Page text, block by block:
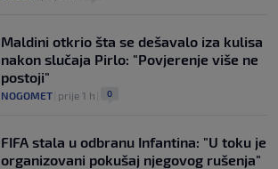
Maldini otkrio šta se dešavalo iza kulisa
nakon slučaja Pirlo: "Povjerenje više ne
postoji"
NOGOMET prije 1 h 0
FIFA stala u odbranu Infantina: "U toku je
organizovani pokušaj njegovog rušenja"